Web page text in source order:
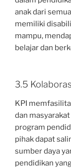
anak dari
memiliki
mampu,
belajar dan
3.5
KPI
dan
program
pihak dapat
sumber daya
pendidikan